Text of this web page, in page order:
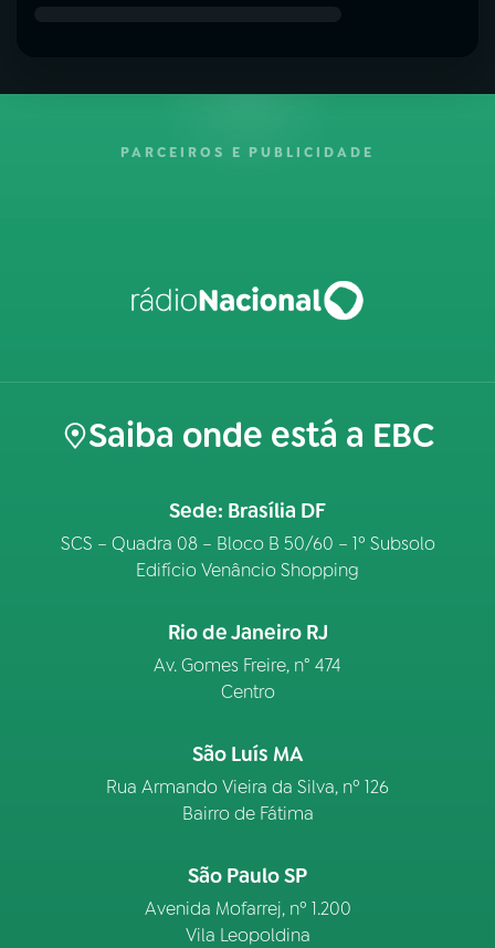
PARCEIROS E PUBLICIDADE
Saiba onde está a EBC
Sede: Brasília DF
SCS – Quadra 08 – Bloco B 50/60 – 1º Subsolo
Edifício Venâncio Shopping
Rio de Janeiro RJ
Av. Gomes Freire, n° 474
Centro
São Luís MA
Rua Armando Vieira da Silva, nº 126
Bairro de Fátima
São Paulo SP
Avenida Mofarrej, nº 1.200
Vila Leopoldina